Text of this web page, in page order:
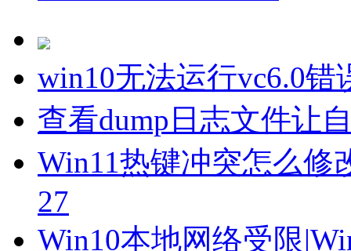
win10无法运行vc6.0错
查看dump日志文件让
Win11热键冲突怎么修
27
Win10本地网络受限